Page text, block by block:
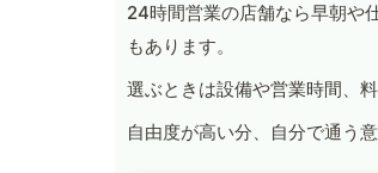
24時間営業の店舗なら早朝や
もあります。
選ぶときは設備や営業時間、
自由度が高い分、自分で通う